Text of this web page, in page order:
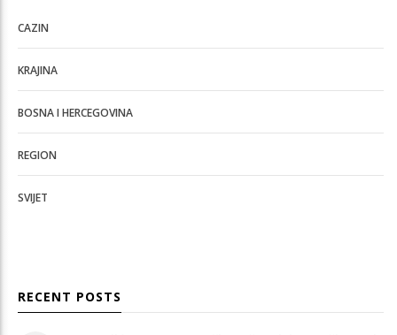
CAZIN
KRAJINA
BOSNA I HERCEGOVINA
REGION
SVIJET
RECENT POSTS